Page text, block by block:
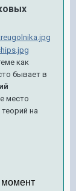
как
бывает в
место
на